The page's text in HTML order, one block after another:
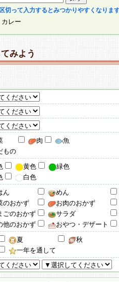
切って入力するとみつかりやすくなりま
レー
みよう
肉
魚
もの
黄色
緑色
白色
ん
めん
のおかず
お肉のおかず
ごのおかず
サラダ
他のおかず
おやつ・デザート
夏
秋
一年を通して